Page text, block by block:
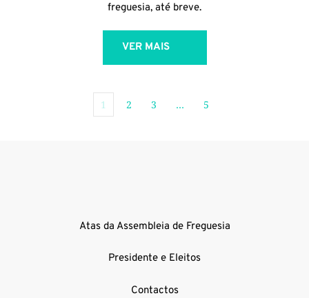
freguesia, até breve.
VER MAIS
1 2 3 … 5
Atas da Assembleia de Freguesia
Presidente e Eleitos
Contactos